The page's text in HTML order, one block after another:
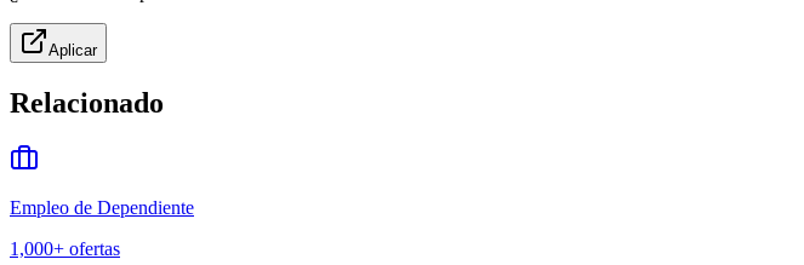
Aplicar
Relacionado
Empleo de Dependiente
1,000+ ofertas